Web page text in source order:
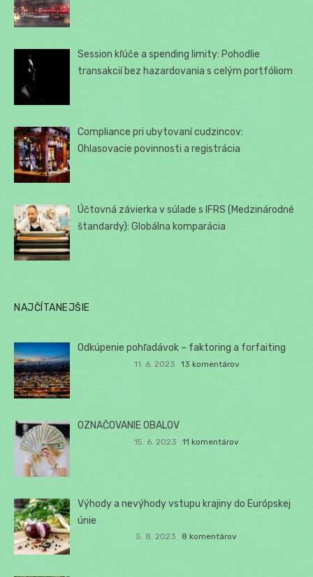
Session kľúče a spending limity: Pohodlie
transakcií bez hazardovania s celým portfóliom
Compliance pri ubytovaní cudzincov:
Ohlasovacie povinnosti a registrácia
Účtovná závierka v súlade s IFRS (Medzinárodné
štandardy): Globálna komparácia
NAJČÍTANEJŠIE
Odkúpenie pohľadávok – faktoring a forfaiting
11. 6. 2023 13 komentárov
OZNAČOVANIE OBALOV
15. 6. 2023 11 komentárov
Výhody a nevýhody vstupu krajiny do Európskej
únie
5. 8. 2023 8 komentárov